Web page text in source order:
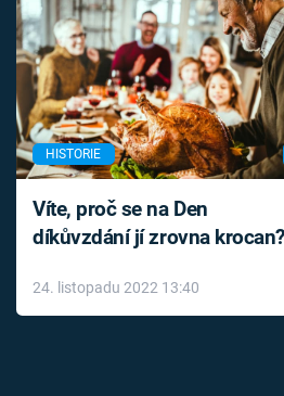
HISTORIE
Víte, proč se na Den
díkůvzdání jí zrovna krocan?
24. listopadu 2022 13:40